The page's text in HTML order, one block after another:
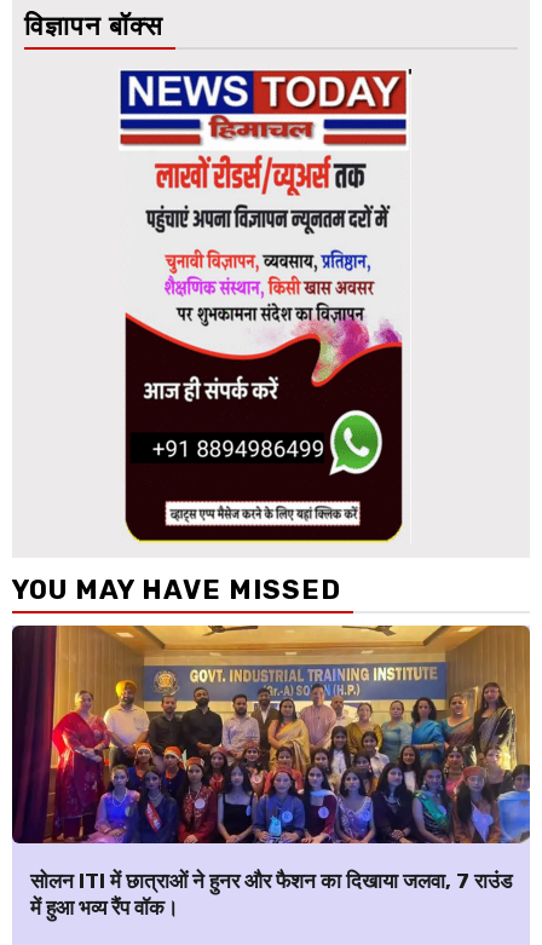
विज्ञापन बॉक्स
YOU MAY HAVE MISSED
सोलन ITI में छात्राओं ने हुनर और फैशन का दिखाया जलवा, 7 राउंड
में हुआ भव्य रैंप वॉक।